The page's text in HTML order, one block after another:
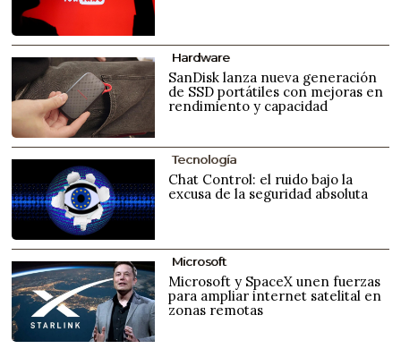
Hardware
SanDisk lanza nueva generación
de SSD portátiles con mejoras en
rendimiento y capacidad
Tecnología
Chat Control: el ruido bajo la
excusa de la seguridad absoluta
Microsoft
Microsoft y SpaceX unen fuerzas
para ampliar internet satelital en
zonas remotas